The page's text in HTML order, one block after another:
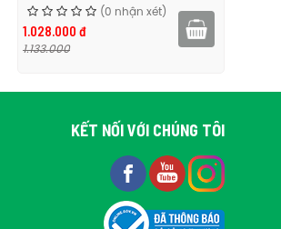
(0 nhận xét)
1.028.000 đ
1.133.000
KẾT NỐI VỚI CHÚNG TÔI